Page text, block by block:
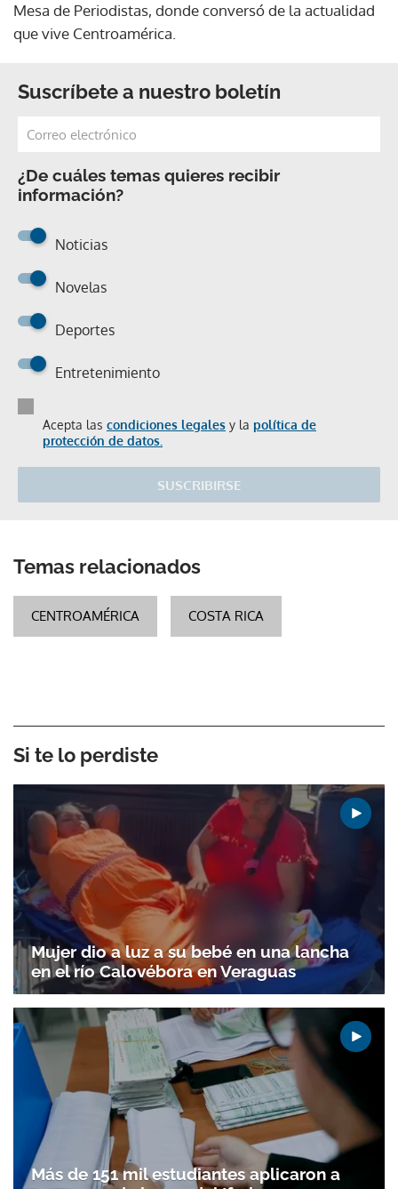
Mesa de Periodistas, donde conversó de la actualidad
que vive Centroamérica.
Suscríbete a nuestro boletín
¿De cuáles temas quieres recibir
información?
Noticias
Novelas
Deportes
Entretenimiento
Acepta las condiciones legales y la política de
protección de datos.
SUSCRIBIRSE
Temas relacionados
CENTROAMÉRICA COSTA RICA
Si te lo perdiste
Mujer dio a luz a su bebé en una lancha
en el río Calovébora en Veraguas
Más de 151 mil estudiantes aplicaron a